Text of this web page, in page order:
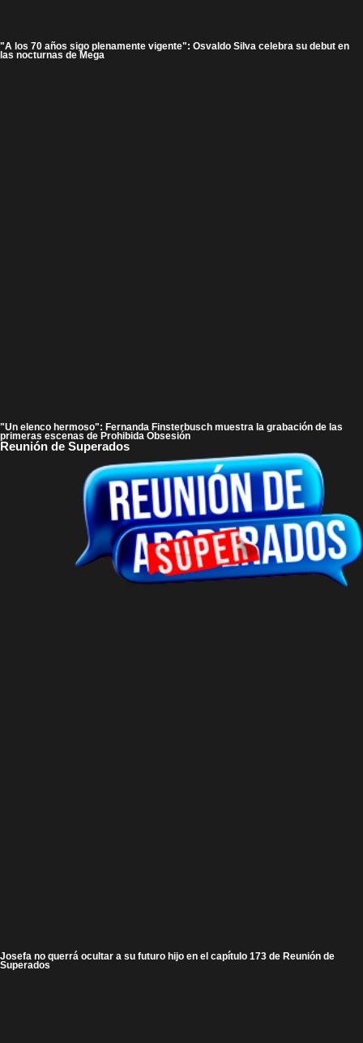
"A los 70 años sigo plenamente vigente": Osvaldo Silva celebra su debut en
las nocturnas de Mega
"Un elenco hermoso": Fernanda Finsterbusch muestra la grabación de las
primeras escenas de Prohibida Obsesión
Reunión de Superados
Josefa no querrá ocultar a su futuro hijo en el capítulo 173 de Reunión de
Superados